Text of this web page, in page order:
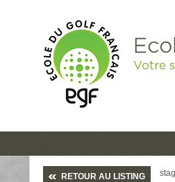
Votre
RETOUR AU LISTING